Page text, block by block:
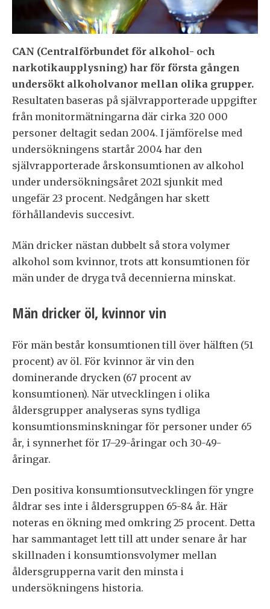
CAN (Centralförbundet för alkohol- och
narkotikaupplysning) har för första gången
undersökt alkoholvanor mellan olika grupper.
Resultaten baseras på självrapporterade uppgifter
från monitormätningarna där cirka 320 000
personer deltagit sedan 2004. I jämförelse med
undersökningens startår 2004 har den
självrapporterade årskonsumtionen av alkohol
under undersökningsåret 2021 sjunkit med
ungefär 23 procent. Nedgången har skett
förhållandevis succesivt.
Män dricker nästan dubbelt så stora volymer
alkohol som kvinnor, trots att konsumtionen för
män under de dryga två decennierna minskat.
Män dricker öl, kvinnor vin
För män består konsumtionen till över hälften (51
procent) av öl. För kvinnor är vin den
dominerande drycken (67 procent av
konsumtionen). När utvecklingen i olika
åldersgrupper analyseras syns tydliga
konsumtionsminskningar för personer under 65
år, i synnerhet för 17–29-åringar och 30-49-
åringar.
Den positiva konsumtionsutvecklingen för yngre
åldrar ses inte i åldersgruppen 65-84 år. Här
noteras en ökning med omkring 25 procent. Detta
har sammantaget lett till att under senare år har
skillnaden i konsumtionsvolymer mellan
åldersgrupperna varit den minsta i
undersökningens historia.